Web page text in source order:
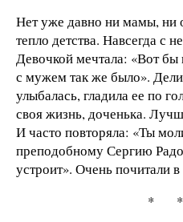
Нет уже давно ни мамы, ни
тепло детства. Навсегда с
Девочкой мечтала: «Вот
с мужем так же было».
улыбалась, гладила ее по
своя жизнь, доченька.
И часто повторяла: «Ты
преподобному Сергию
устроит». Очень почитали в
*